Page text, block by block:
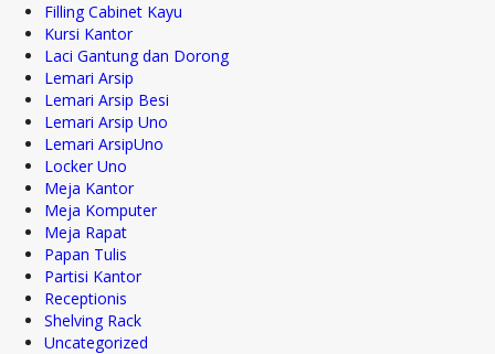
Filling Cabinet Kayu
Kursi Kantor
Laci Gantung dan Dorong
Lemari Arsip
Lemari Arsip Besi
Lemari Arsip Uno
Lemari ArsipUno
Locker Uno
Meja Kantor
Meja Komputer
Meja Rapat
Papan Tulis
Partisi Kantor
Receptionis
Shelving Rack
Uncategorized